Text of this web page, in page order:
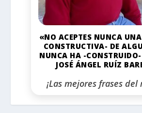
«NO ACEPTES NUNCA
CONSTRUCTIVA- DE
NUNCA HA -
JOSÉ ÁNGEL RUÍZ
¡Las mejores frases del